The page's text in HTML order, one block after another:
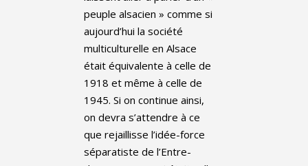
peuple alsacien » comme si
aujourd’hui la société
multiculturelle en Alsace
était équivalente à celle de
1918 et même à celle de
1945. Si on continue ainsi,
on devra s’attendre à ce
que rejaillisse l’idée-force
séparatiste de l’Entre-